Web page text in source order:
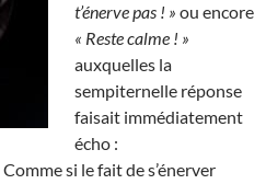
t’énerve pas ! » ou encore
« Reste calme ! »
auxquelles la
sempiternelle réponse
faisait immédiatement
écho :
Comme si le fait de s’énerver